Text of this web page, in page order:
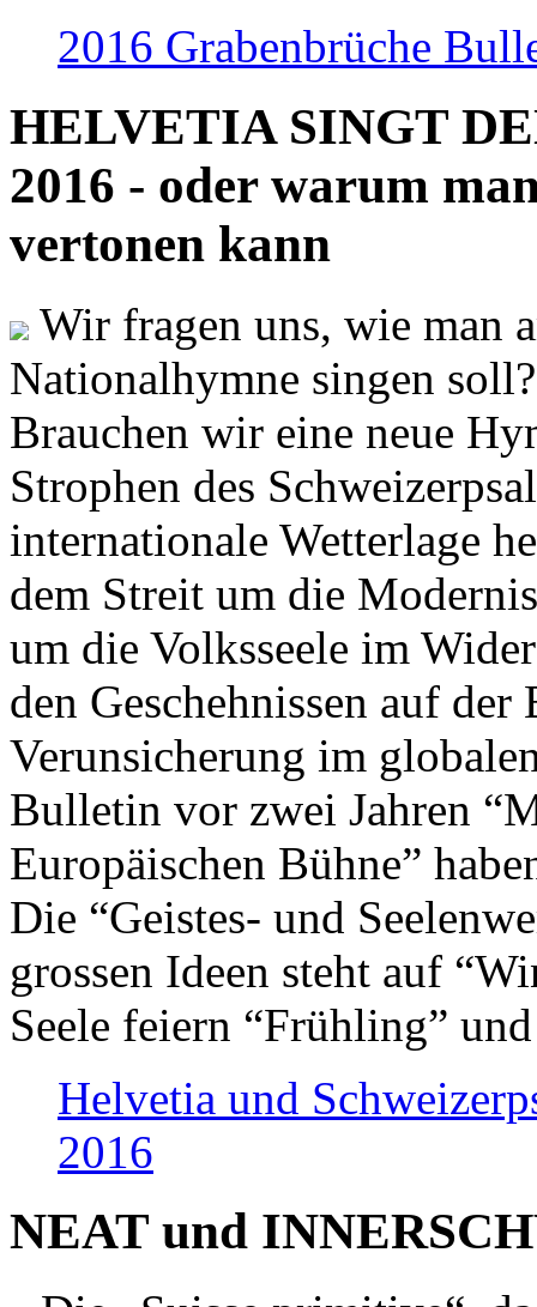
2016 Grabenbrüche
HELVETIA SINGT
2016 - oder warum
vertonen kann
Wir fragen uns, wie man
Nationalhymne singen
Brauchen wir eine neue
Strophen des
internationale Wetterlage
dem Streit um die
um die Volksseele im
den Geschehnissen auf
Verunsicherung im
Bulletin vor zwei Jahren
Europäischen Bühne”
Die “Geistes- und
grossen Ideen steht auf
Seele feiern “Frühling”
Helvetia und
2016
NEAT und